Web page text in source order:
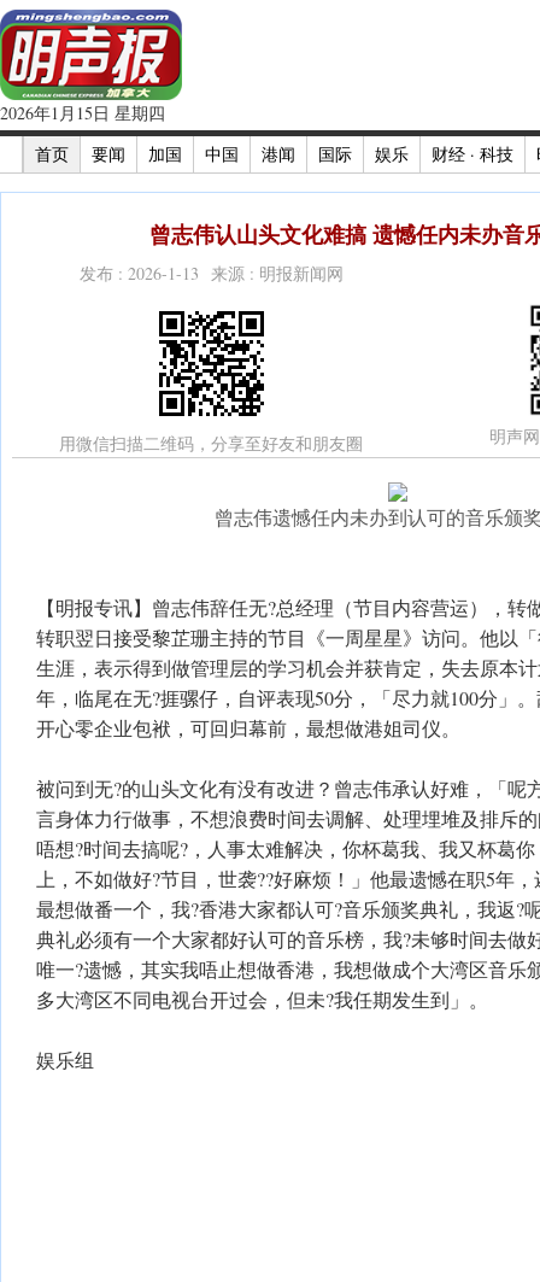
2026年1月15日 星期四
首页
要闻 加国 中国 港闻 国际 娱乐 财经 · 科技
曾志伟认山头文化难搞 遗憾任内未办音
发布 : 2026-1-13 来源 : 明报新闻网
用微信扫描二维码，分享至好友和朋友圈 明声
曾志伟遗憾任内未办到认可的音乐颁
【明报专讯】曾志伟辞任无?总经理（节目内容营运），
转职翌日接受黎芷珊主持的节目《一周星星》访问。他以
生涯，表示得到做管理层的学习机会并获肯定，失去原本
年，临尾在无?捱骡仔，自评表现50分，「尽力就100分」
开心零企业包袱，可回归幕前，最想做港姐司仪。
被问到无?的山头文化有没有改进？曾志伟承认好难，「呢
言身体力行做事，不想浪费时间去调解、处理埋堆及排斥
唔想?时间去搞呢?，人事太难解决，你杯葛我、我又杯葛
上，不如做好?节目，世袭??好麻烦！」他最遗憾在职5年
最想做番一个，我?香港大家都认可?音乐颁奖典礼，我返?
典礼必须有一个大家都好认可的音乐榜，我?未够时间去做
唯一?遗憾，其实我唔止想做香港，我想做成个大湾区音乐
多大湾区不同电视台开过会，但未?我任期发生到」。
娱乐组